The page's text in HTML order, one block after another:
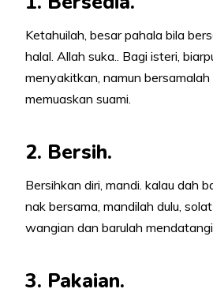
Ketahuilah, besar pahala bila
halal. Allah suka.. Bagi isteri,
menyakitkan, namun
memuaskan suami.
2. Bersih.
Bersihkan diri, mandi. kalau dah
nak bersama, mandilah dulu,
wangian dan barulah
3. Pakaian.